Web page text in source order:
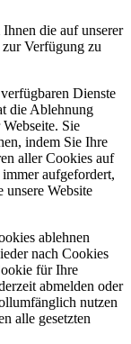
die auf unserer
Verfügung zu
Dienste
die Ablehnung
Sie
indem Sie Ihre
aller Cookies auf
aufgefordert,
unsere Website
ablehnen
nach Cookies
für Ihre
abmelden oder
nutzen
alle gesetzten